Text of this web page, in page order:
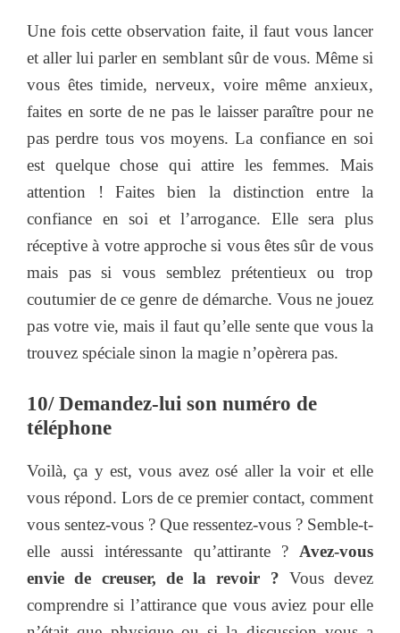
Une fois cette observation faite, il faut vous lancer
et aller lui parler en semblant sûr de vous. Même si
vous êtes timide, nerveux, voire même anxieux,
faites en sorte de ne pas le laisser paraître pour ne
pas perdre tous vos moyens. La confiance en soi
est quelque chose qui attire les femmes. Mais
attention ! Faites bien la distinction entre la
confiance en soi et l’arrogance. Elle sera plus
réceptive à votre approche si vous êtes sûr de vous
mais pas si vous semblez prétentieux ou trop
coutumier de ce genre de démarche. Vous ne jouez
pas votre vie, mais il faut qu’elle sente que vous la
trouvez spéciale sinon la magie n’opèrera pas.
10/ Demandez-lui son numéro de
téléphone
Voilà, ça y est, vous avez osé aller la voir et elle
vous répond. Lors de ce premier contact, comment
vous sentez-vous ? Que ressentez-vous ? Semble-t-
elle aussi intéressante qu’attirante ? Avez-vous
envie de creuser, de la revoir ? Vous devez
comprendre si l’attirance que vous aviez pour elle